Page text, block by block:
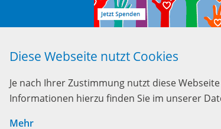
Diese Webseite nutzt Cookies
Je nach Ihrer Zustimmung nutzt diese
Informationen hierzu finden Sie im unserer
Mehr